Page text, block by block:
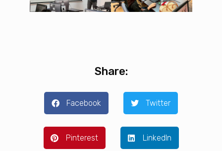
Share:
Facebook Twitter
Pinterest LinkedIn